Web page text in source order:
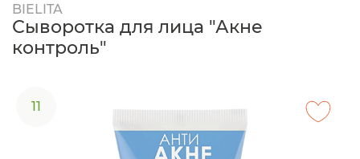
BIELITA
Сыворотка для лица "Акне
контроль"
11